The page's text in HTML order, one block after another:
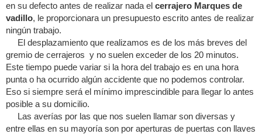
en su defecto antes de realizar nada el cerrajero Marques de
vadillo, le proporcionara un presupuesto escrito antes de realizar
ningún trabajo.
El desplazamiento que realizamos es de los más breves del
gremio de cerrajeros y no suelen exceder de los 20 minutos.
Este tiempo puede variar si la hora del trabajo es en una hora
punta o ha ocurrido algún accidente que no podemos controlar.
Eso si siempre será el mínimo imprescindible para llegar lo antes
posible a su domicilio.
Las averías por las que nos suelen llamar son diversas y
entre ellas en su mayoría son por aperturas de puertas con llaves